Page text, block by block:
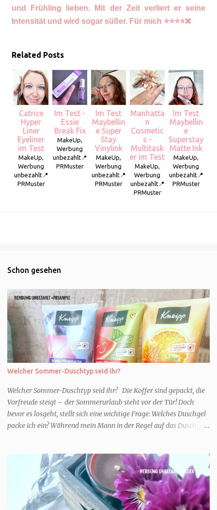
und Frühling lieben. Mit der Zeit verliert er seine
Intensität und wird sogar süßer. Für mich ⭐️⭐️⭐️⭐️❌
Related Posts
Catrice
Hyper
Liner
Eyeliner
im Test
MakeUp,
Werbung
unbezahlt📍
PRMuster
Im Test -
Essie
Break Fix
MakeUp,
Werbung
unbezahlt📍
PRMuster
Im Test
Maybellin
e Super
Stay
Vinylink
MakeUp,
Werbung
unbezahlt📍
PRMuster
Manhatta
n
Cosmetic
s -
Multitask
er im Test
MakeUp,
Werbung
unbezahlt📍
PRMuster
Im Test
Maybellin
e
Superstay
Matte Ink
MakeUp,
Werbung
unbezahlt📍
PRMuster
Schon gesehen
Welcher Sommer-Duschtyp seid ihr?
Welcher Sommer-Duschtyp seid ihr? Die Koffer sind gepackt, die
Vorfreude steigt – der Sommerurlaub steht vor der Tür! Doch
bevor es losgeht, stellt sich eine wichtige Frage: Welches Duschgel
packe ich ein? Während mein Mann in der Regel auf das Duschgel
Urlaub Entspannung und Wellness. Falls ihr ähnlich denkt, lasst
uns doch herausfinden, welcher Duschtyp ihr seid. TYP
GENIESSER Egal, ob Strand oder Städtetrip - für euch gehört
gutes Essen, ein guter Wein oder Cocktail, vielleicht ein gutes Buch
dazu. Ihr liebt es Sonnenuntergänge zu beobachten und genießt